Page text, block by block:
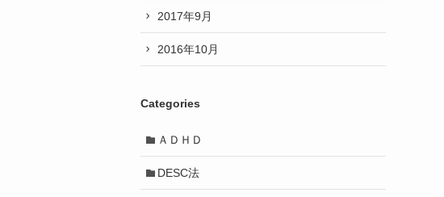
2017年9月
2016年10月
Categories
ＡＤＨＤ
DESC法